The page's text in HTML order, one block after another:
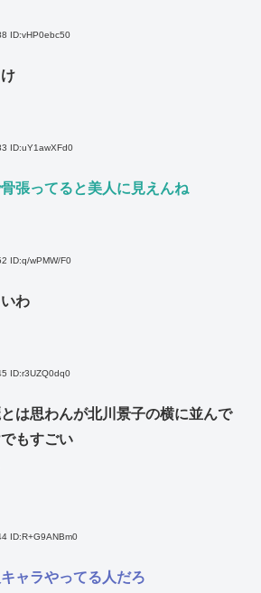
ID:vHP0ebc50
ID:uY1awXFd0
張ってると美人に見えんね
ID:q/wPMW/F0
わ
ID:r3UZQ0dq0
は思わんが北川景子の横に並んで
もすごい
ID:R+G9ANBm0
ャラやってる人だろ